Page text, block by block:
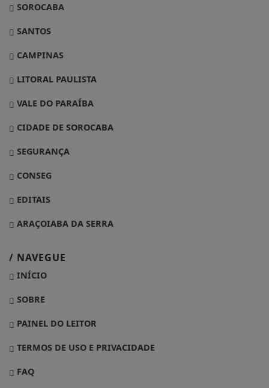
SOROCABA
SANTOS
CAMPINAS
LITORAL PAULISTA
VALE DO PARAÍBA
CIDADE DE SOROCABA
SEGURANÇA
CONSEG
EDITAIS
ARAÇOIABA DA SERRA
/ NAVEGUE
INÍCIO
SOBRE
PAINEL DO LEITOR
TERMOS DE USO E PRIVACIDADE
FAQ